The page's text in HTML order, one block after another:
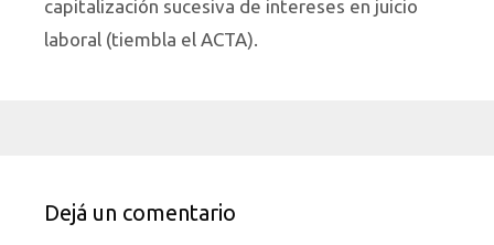
capitalización sucesiva de intereses en juicio
laboral (tiembla el ACTA).
Dejá un comentario